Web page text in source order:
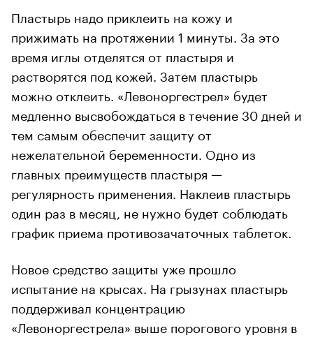
Пластырь надо приклеить на кожу и
прижимать на протяжении 1 минуты. За это
время иглы отделятся от пластыря и
растворятся под кожей. Затем пластырь
можно отклеить. «Левоноргестрел» будет
медленно высвобождаться в течение 30 дней и
тем самым обеспечит защиту от
нежелательной беременности. Одно из
главных преимуществ пластыря —
регулярность применения. Наклеив пластырь
один раз в месяц, не нужно будет соблюдать
график приема противозачаточных таблеток.
Новое средство защиты уже прошло
испытание на крысах. На грызунах пластырь
поддерживал концентрацию
«Левоноргестрела» выше порогового уровня в